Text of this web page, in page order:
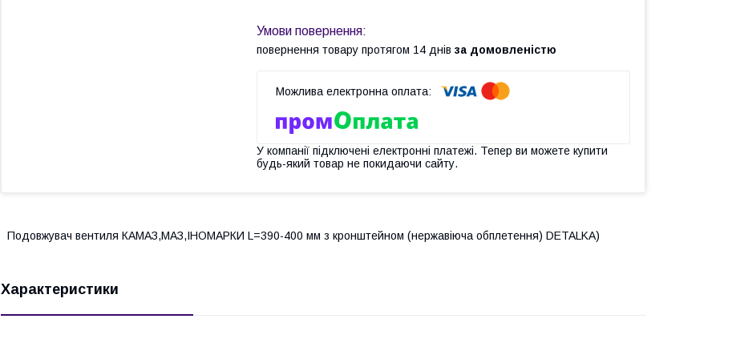
повернення товару протягом 14 днів за домовленістю
У компанії підключені електронні платежі. Тепер ви можете купити
будь-який товар не покидаючи сайту.
Подовжувач вентиля КАМАЗ,МАЗ,ІНОМАРКИ L=390-400 мм з кронштейном (нержавіюча обплетення) DETALKA)
Характеристики